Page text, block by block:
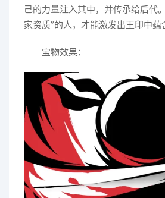
己的力量注入其中，并传承给后代
家资质”的人，才能激发出王印中蕴
宝物效果：